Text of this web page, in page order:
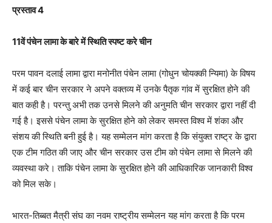
प्रस्ताव 4
11वें पंचेन लामा के बारे में स्थिति स्पष्ट करे चीन
परम पावन दलाई लामा द्वारा मनोनीत पंचेन लामा (गोधुन चोयक्की न्यिमा) के विषय
में कई बार चीन सरकार ने अपने वक्तव्य में उनके पैतृक गांव में सुरक्षित होने की
बात कही है। परन्तु अभी तक उनसे मिलने की अनुमति चीन सरकार द्वारा नहीं दी
गई है। इससे पंचेन लामा के सुरक्षित होने को लेकर समस्त विश्व में शंका और
संशय की स्थिति बनी हुई है। यह सम्मेलन मांग करता है कि संयुक्त राष्ट्र के द्वारा
एक टीम गठित की जाए और चीन सरकार उस टीम को पंचेन लामा से मिलने की
व्यवस्था करे। ताकि पंचेन लामा के सुरक्षित होने की आधिकारिक जानकारी विश्व
को मिल सके।
भारत-तिब्बत मैत्री संघ का नवम राष्ट्रीय सम्मेलन यह मांग करता है कि परम